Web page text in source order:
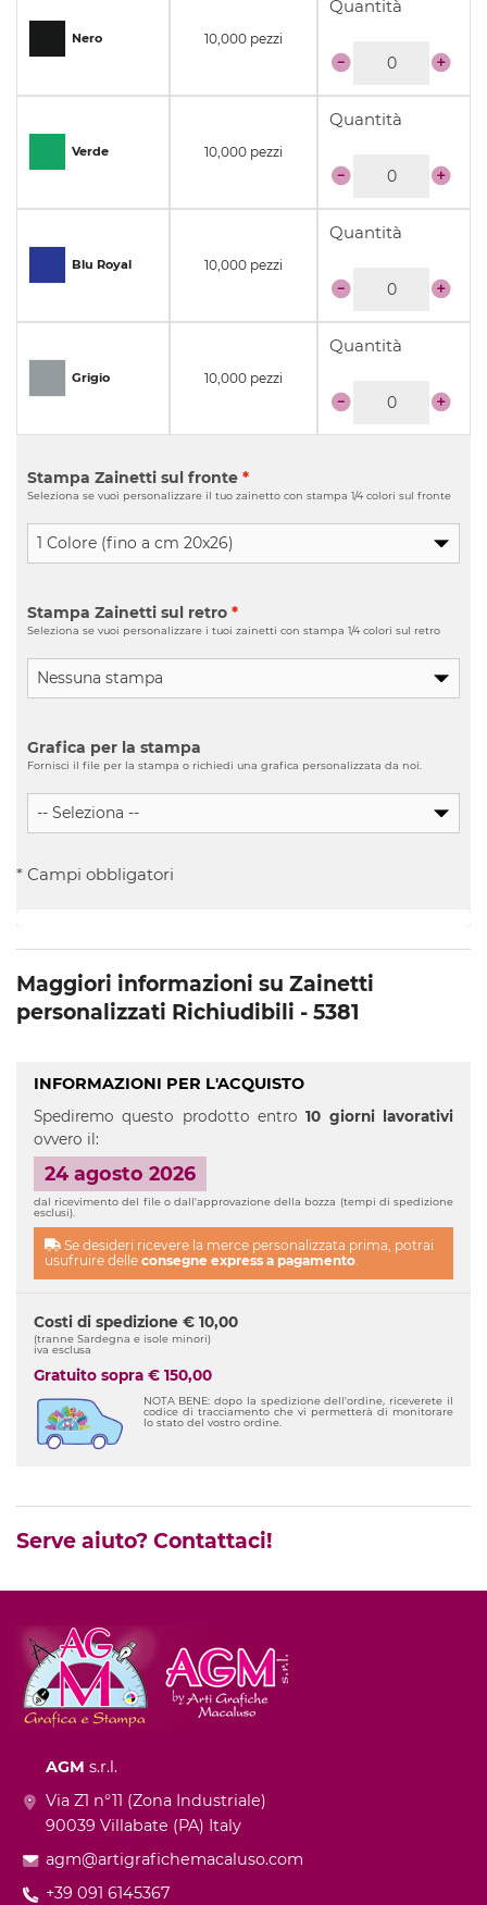
Nero 10,000 pezzi
Quantità
Verde 10,000 pezzi
Quantità
Blu Royal 10,000 pezzi
Quantità
Grigio 10,000 pezzi
Quantità
Stampa Zainetti sul fronte *
Seleziona se vuoi personalizzare il tuo zainetto con stampa 1/4 colori sul fronte
Stampa Zainetti sul retro *
Seleziona se vuoi personalizzare i tuoi zainetti con stampa 1/4 colori sul retro
Grafica per la stampa
Fornisci il file per la stampa o richiedi una grafica personalizzata da noi.
* Campi obbligatori
Maggiori informazioni su Zainetti
personalizzati Richiudibili - 5381
INFORMAZIONI PER L'ACQUISTO
Spediremo questo prodotto entro10 giorni lavorativi
ovvero il:
24 agosto 2026
dal ricevimento del file o dall'approvazione della bozza (tempi di spedizione
esclusi).
Se desideri ricevere la merce personalizzata prima, potrai
usufruire delle consegne express a pagamento.
Costi di spedizione € 10,00
(tranne Sardegna e isole minori)
iva esclusa
Gratuito sopra € 150,00
NOTA BENE: dopo la spedizione dell'ordine, riceverete il
codice di tracciamento che vi permetterà di monitorare
lo stato del vostro ordine.
Serve aiuto? Contattaci!
AGM s.r.l.
Via Z1 n°11 (Zona Industriale)
90039 Villabate (PA) Italy
agm@artigrafichemacaluso.com
+39 091 6145367